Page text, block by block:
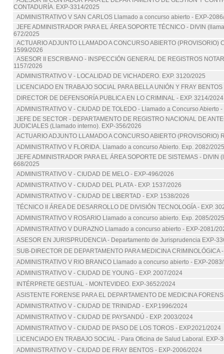
CONTADURÍA. EXP-3314/2025
ADMINISTRATIVO V SAN CARLOS Llamado a concurso abierto - EXP-
JEFE ADMINISTRADOR PARA EL ÁREA SOPORTE TÉCNICO - DIVIN
672/2025
ACTUARIO ADJUNTO LLAMADO A CONCURSO ABIERTO (PROVISORIO)
1599/2026
ASESOR II ESCRIBANO - INSPECCIÓN GENERAL DE REGISTROS
1157/2026
ADMINISTRATIVO V - LOCALIDAD DE VICHADERO. EXP. 3120/2025
LICENCIADO EN TRABAJO SOCIAL PARA BELLA UNIÓN Y FRAY
DIRECTOR DE DEFENSORÍA PUBLICA EN LO CRIMINAL - EXP. 3214/2024
ADMINISTRATIVO V - CIUDAD DE TOLEDO - Llamado a Concurso Abierto
JEFE DE SECTOR - DEPARTAMENTO DE REGISTRO NACIONAL DE
JUDICIALES (Llamado interno). EXP-356/2026
ACTUARIO ADJUNTO LLAMADO A CONCURSO ABIERTO (PROVISORIO)
ADMINISTRATIVO V FLORIDA. Llamado a concurso Abierto. Exp. 2082/
JEFE ADMINISTRADOR PARA EL ÁREA SOPORTE DE SISTEMAS - DIVIN
668/2025
ADMINISTRATIVO V - CIUDAD DE MELO - EXP-496/2026
ADMINISTRATIVO V - CIUDAD DEL PLATA - EXP. 1537/2026
ADMINISTRATIVO V - CIUDAD DE LIBERTAD - EXP. 1538/2026
TÉCNICO II ÁREA DE DESARROLLO DE DIVISIÓN TECNOLOGÍA - EXP.
ADMINISTRATIVO V ROSARIO Llamado a concurso abierto. Exp. 2085/
ADMINISTRATIVO V DURAZNO Llamado a concurso abierto - EXP-2081/
ASESOR EN JURISPRUDENCIA - Departamento de Jurisprudencia EXP-
SUB-DIRECTOR DE DEPARTAMENTO PARA MEDICINA CRIMINOLÓGICA
ADMINISTRATIVO V RIO BRANCO Llamado a concurso abierto - EXP-
ADMINISTRATIVO V - CIUDAD DE YOUNG - EXP. 2007/2024
INTÉRPRETE GESTUAL - MONTEVIDEO. EXP-3652/2024
ASISTENTE FORENSE PARA EL DEPARTAMENTO DE MEDICINA
ADMINISTRATIVO V - CIUDAD DE TRINIDAD - EXP.1996/2024
ADMINISTRATIVO V - CIUDAD DE PAYSANDÚ - EXP. 2003/2024
ADMINISTRATIVO V - CIUDAD DE PASO DE LOS TOROS - EXP.2021/2024
LICENCIADO EN TRABAJO SOCIAL - Para Oficina de Salud Laboral. EXP-
ADMINISTRATIVO V - CIUDAD DE FRAY BENTOS - EXP-2006/2024